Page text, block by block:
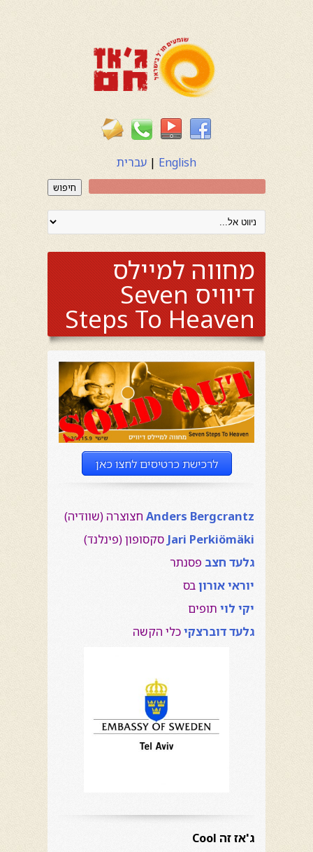
English
| עברית
חיפוש
מחווה למיילס
דיוויס Seven
Steps To Heaven
לרכישת כרטיסים לחצו כאן
Anders Bergcrantz חצוצרה (שוודיה)
Jari Perkiömäki סקסופון (פינלנד)
גלעד חצב פסנתר
יוראי אורוןבס
יקי לוי תופים
גלעד דוברצקיכלי הקשה
ג'אז זה Cool